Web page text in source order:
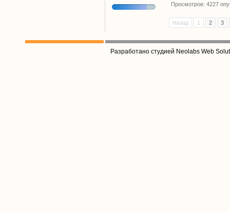
Просмотров: 4227
Назад 1 2 3
Разработано студией Neolabs Web